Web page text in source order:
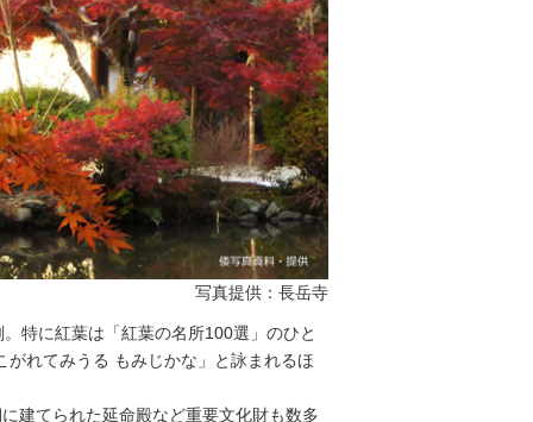
写真提供：長岳寺
特に紅葉は「紅葉の名所100選」のひと
れてみうる もみじかな」と詠まれるほ
建てられた延命殿など重要文化財も数多